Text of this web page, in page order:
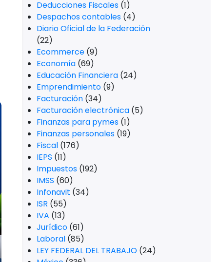
Deducciones Fiscales (1)
Despachos contables (4)
Diario Oficial de la Federación
(22)
Ecommerce (9)
Economía (69)
Educación Financiera (24)
Emprendimiento (9)
Facturación (34)
Facturación electrónica (5)
Finanzas para pymes (1)
Finanzas personales (19)
Fiscal (176)
IEPS (11)
Impuestos (192)
IMSS (60)
Infonavit (34)
ISR (55)
IVA (13)
Jurídico (61)
Laboral (85)
LEY FEDERAL DEL TRABAJO (24)